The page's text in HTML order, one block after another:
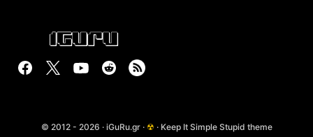
© 2012 - 2026 · iGuRu.gr · ☢ · Keep It Simple Stupid theme